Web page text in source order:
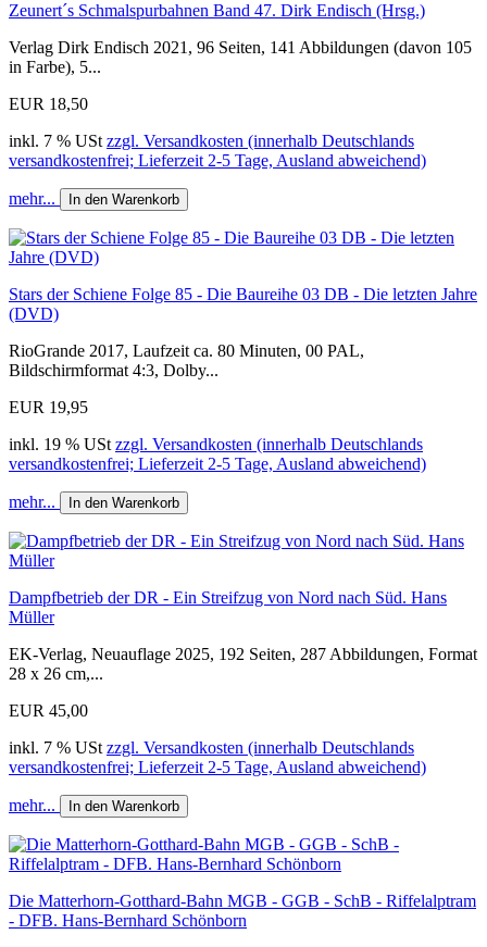
Zeunert´s Schmalspurbahnen Band 47. Dirk Endisch (Hrsg.)
Verlag Dirk Endisch 2021, 96 Seiten, 141 Abbildungen (davon 105
in Farbe), 5...
EUR 18,50
inkl. 7 % USt zzgl. Versandkosten (innerhalb Deutschlands
versandkostenfrei; Lieferzeit 2-5 Tage, Ausland abweichend)
mehr... In den Warenkorb
Stars der Schiene Folge 85 - Die Baureihe 03 DB - Die letzten Jahre
(DVD)
RioGrande 2017, Laufzeit ca. 80 Minuten, 00 PAL,
Bildschirmformat 4:3, Dolby...
EUR 19,95
inkl. 19 % USt zzgl. Versandkosten (innerhalb Deutschlands
versandkostenfrei; Lieferzeit 2-5 Tage, Ausland abweichend)
mehr... In den Warenkorb
Dampfbetrieb der DR - Ein Streifzug von Nord nach Süd. Hans
Müller
EK-Verlag, Neuauflage 2025, 192 Seiten, 287 Abbildungen, Format
28 x 26 cm,...
EUR 45,00
inkl. 7 % USt zzgl. Versandkosten (innerhalb Deutschlands
versandkostenfrei; Lieferzeit 2-5 Tage, Ausland abweichend)
mehr... In den Warenkorb
Die Matterhorn-Gotthard-Bahn MGB - GGB - SchB - Riffelalptram
- DFB. Hans-Bernhard Schönborn